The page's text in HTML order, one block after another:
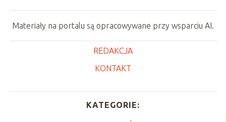
Materiały na portalu są opracowywane przy wsparciu AI.
REDAKCJA
KONTAKT
KATEGORIE: